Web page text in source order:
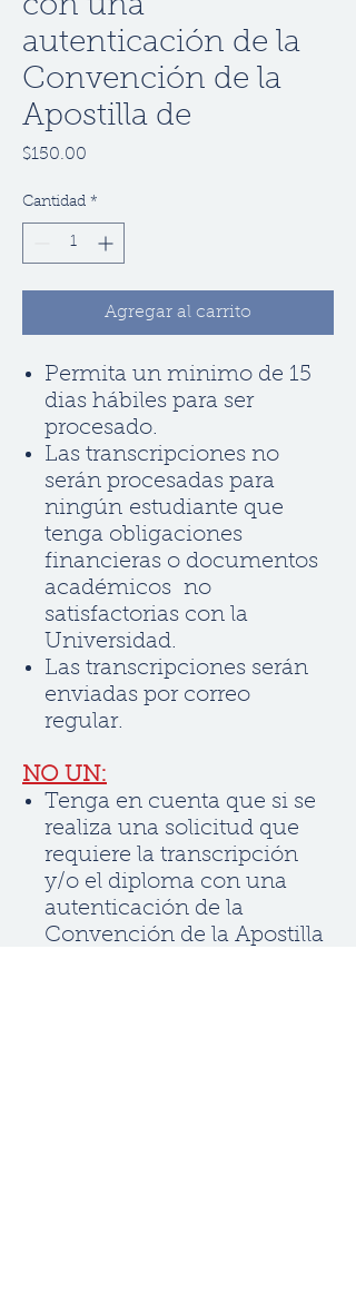
con una
autenticación de la
Convención de la
Apostilla de
$150.00
Cantidad *
Agregar al carrito
Permita un minimo de 15
dias hábiles para ser
procesado.
Las transcripciones no
serán procesadas para
ningún estudiante que
tenga obligaciones
financieras o documentos
académicos no
satisfactorias con la
Universidad.
Las transcripciones serán
enviadas por correo
regular.
NO UN:
Tenga en cuenta que si se
realiza una solicitud que
requiere la transcripción
y/o el diploma con una
autenticación de la
Convención de la Apostilla